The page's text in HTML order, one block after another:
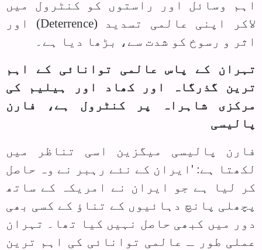
اہم وسائل اور راستوں کو کنٹرول میں
لاکر اپنی عالمی تسدید (Deterrence) اور
اثر و رسوخ کو شدت سے، بڑھا دیا ہے۔
تہران کے پاس عالمی توانائی کے اہم
ترین گذرگاہ اور کھاد اور ہیلیم کی
مرکزی شاہراہ پر کنٹرول ہے، فارن
پالیسی
فارن پالیسی میگزین اسی تناظر میں
لکھتا ہے: 'ایران کے نئے رہبر نے وہ حاصل
کر لیا ہے جو ایران نے امریکہ کے ساتھ
پچھلی پانچ دہائیوں کے تناؤ کے کسی بھی
دور میں کبھی حاصل نہیں کیا تھا۔ تہران
عملی طور ـ عالمی توانائی کی اہم ترین